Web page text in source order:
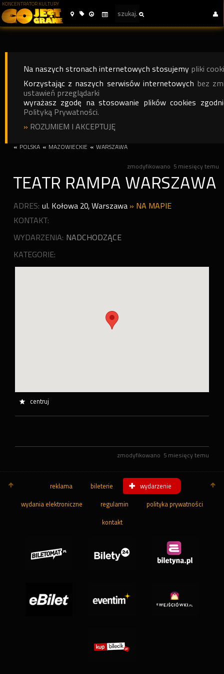
KONCENTRATOR KULTURY
Na naszych stronach internetowych stosujemy pliki
Korzystając z naszych serwisów internetowych bez
ustawień przeglądarki
wyrażasz zgodę na stosowanie plików cookies
Polityką Prywatności.
» ROZUMIEM I AKCEPTUJĘ
« POLSKA « MAZOWIECKIE « WARSZAWA
zmodyfikowano 5 miesięcy temu
TEATR RAMPA WARSZAWA
ADRES: ul. Kołowa 20,Warszawa » NA MAPIE
KONTAKT:
WYDARZENIA: NADCHODZĄCE
KATEGORIE:
centruj
zmodyfikowano 5 miesięcy temu
reklama bileterie wydarzenie
wydania elektroniczne regulamin polityka prywatności
kontakt